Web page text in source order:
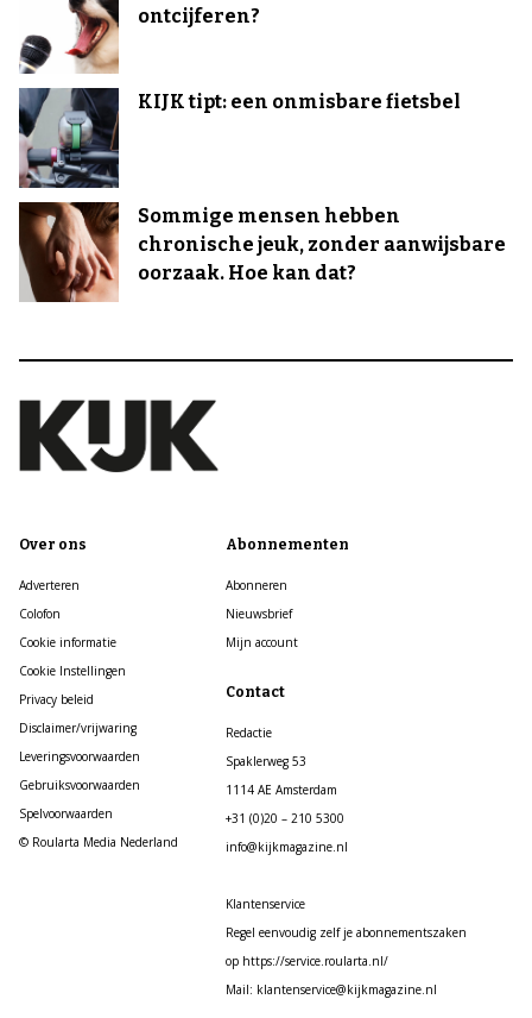
ontcijferen?
KIJK tipt: een onmisbare fietsbel
Sommige mensen hebben
chronische jeuk, zonder aanwijsbare
oorzaak. Hoe kan dat?
Over ons
Adverteren
Colofon
Cookie informatie
Cookie Instellingen
Privacy beleid
Disclaimer/vrijwaring
Leveringsvoorwaarden
Gebruiksvoorwaarden
Spelvoorwaarden
© Roularta Media Nederland
Abonnementen
Abonneren
Nieuwsbrief
Mijn account
Contact
Redactie
Spaklerweg 53
1114 AE Amsterdam
+31 (0)20 – 210 5300
info@kijkmagazine.nl
Klantenservice
Regel eenvoudig zelf je abonnementszaken
op https://service.roularta.nl/
Mail: klantenservice@kijkmagazine.nl